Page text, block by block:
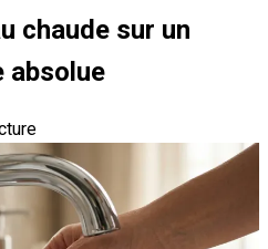
chaude sur un
absolue